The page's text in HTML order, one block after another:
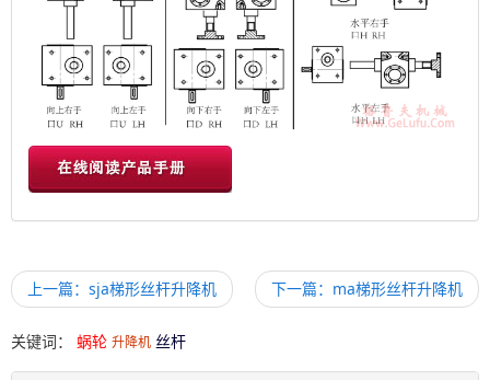
上一篇：sja梯形丝杆升降机 下一篇：ma梯形丝杆升降机
关键词： 蜗轮 升降机 丝杆